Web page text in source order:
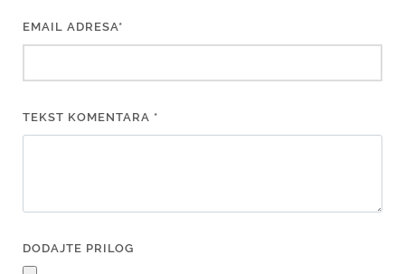
EMAIL ADRESA*
TEKST KOMENTARA *
DODAJTE PRILOG